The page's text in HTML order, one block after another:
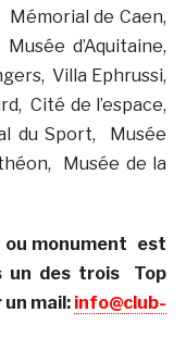
de Caen,
d’Aquitaine,
Villa Ephrussi,
Cité de l’espace,
du Sport, Musée
Musée de la
ou monument est
un des trois Top
un mail: info@club-